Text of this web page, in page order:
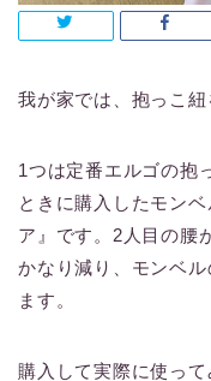
我が家では、抱っこ紐
1つは定番エルゴの抱
ときに購入したモン
ア』です。2人目の腰
かなり減り、モンベ
ます。
購入して実際に使っ